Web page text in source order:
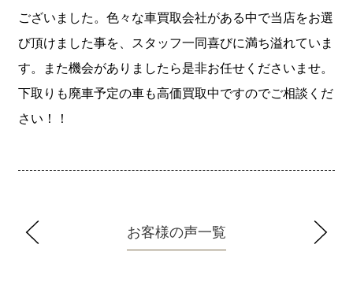
ございました。色々な車買取会社がある中で当店をお選
び頂けました事を、スタッフ一同喜びに満ち溢れていま
す。また機会がありましたら是非お任せくださいませ。
下取りも廃車予定の車も高価買取中ですのでご相談くだ
さい！！
お客様の声一覧